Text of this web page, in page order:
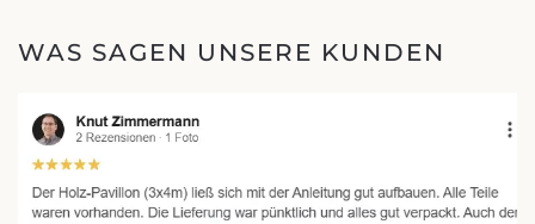
WAS SAGEN UNSERE KUNDEN